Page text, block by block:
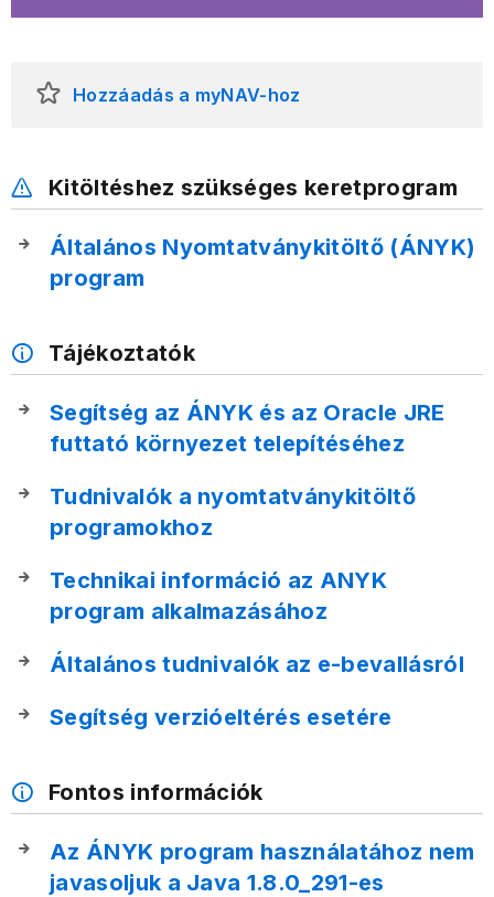
Hozzáadás a myNAV-hoz
Kitöltéshez szükséges keretprogram
Általános Nyomtatványkitöltő (ÁNYK)
program
Tájékoztatók
Segítség az ÁNYK és az Oracle JRE
futtató környezet telepítéséhez
Tudnivalók a nyomtatványkitöltő
programokhoz
Technikai információ az ANYK
program alkalmazásához
Általános tudnivalók az e-bevallásról
Segítség verzióeltérés esetére
Fontos információk
Az ÁNYK program használatához nem
javasoljuk a Java 1.8.0_291-es